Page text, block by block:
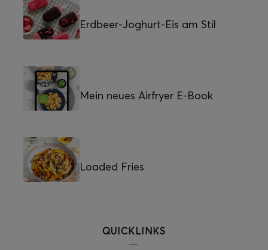
Erdbeer-Joghurt-Eis am Stil
Mein neues Airfryer E-Book
Loaded Fries
QUICKLINKS